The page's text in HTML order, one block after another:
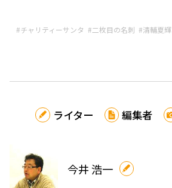
#チャリティーサンタ #二枚目の名刺 #清輔夏輝
ライター 編集者
今井 浩一